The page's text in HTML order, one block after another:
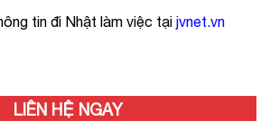
tin đi Nhật làm việc tại jvnet.vn
LIÊN HỆ NGAY